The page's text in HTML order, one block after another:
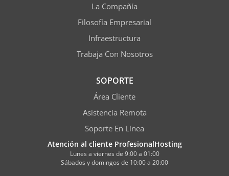
La Compañía
Filosofía Empresarial
Infraestructura
Trabaja Con Nosotros
SOPORTE
Área Cliente
Asistencia Remota
Soporte En Línea
Atención al cliente ProfesionalHosting
Lunes a viernes de 9:00 a 01:00
Sábados y domingos de 10:00 a 20:00